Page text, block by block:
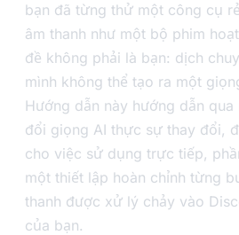
bạn đã từng thử một công cụ
âm thanh như một bộ phim
đề không phải là bạn: dịch
mình không thể tạo ra một
Hướng dẫn này hướng dẫn
đổi giọng AI thực sự thay đổi,
cho việc sử dụng trực tiếp,
một thiết lập hoàn chỉnh từng
thanh được xử lý chảy vào
của bạn.